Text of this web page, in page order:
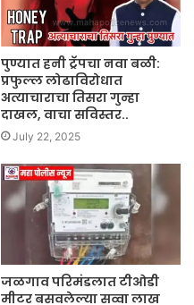
पुण्यात हनी ट्रॅपचा नवा बळी:
प्रफुल्ल लोढाविरोधात
अत्याचाराचा तिसरा गुन्हा
दाखल, वाचा सविस्तर..
July 22, 2025
जळगाव परिमंडलात टीओडी
मीटर बसवलेल्या सव्वा लाख